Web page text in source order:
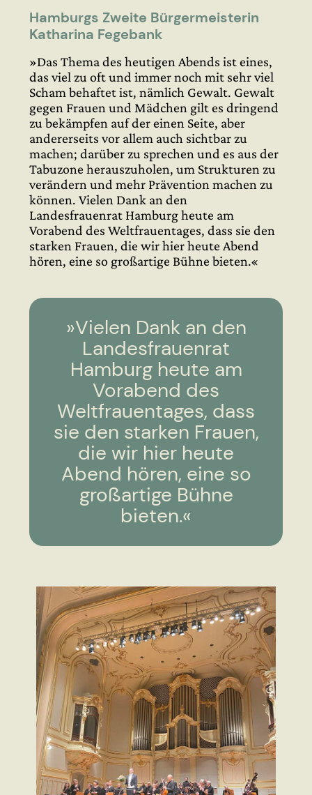
Hamburgs Zweite Bürgermeisterin
Katharina Fegebank
»Das Thema des heutigen Abends ist eines,
das viel zu oft und immer noch mit sehr viel
Scham behaftet ist, nämlich Gewalt. Gewalt
gegen Frauen und Mädchen gilt es dringend
zu bekämpfen auf der einen Seite, aber
andererseits vor allem auch sichtbar zu
machen; darüber zu sprechen und es aus der
Tabuzone herauszuholen, um Strukturen zu
verändern und mehr Prävention machen zu
können. Vielen Dank an den
Landesfrauenrat Hamburg heute am
Vorabend des Weltfrauentages, dass sie den
starken Frauen, die wir hier heute Abend
hören, eine so großartige Bühne bieten.«
»Vielen Dank an den
Landesfrauenrat
Hamburg heute am
Vorabend des
Weltfrauentages, dass
sie den starken Frauen,
die wir hier heute
Abend hören, eine so
großartige Bühne
bieten.«